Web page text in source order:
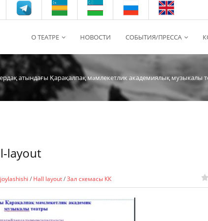
О ТЕАТРЕ НОВОСТИ СОБЫТИЯ/ПРЕССА
атындағы Қарақалпақ мəмлекетлик академиялық музыкалы
layout
/ Hall layout/Зал схемасы КК